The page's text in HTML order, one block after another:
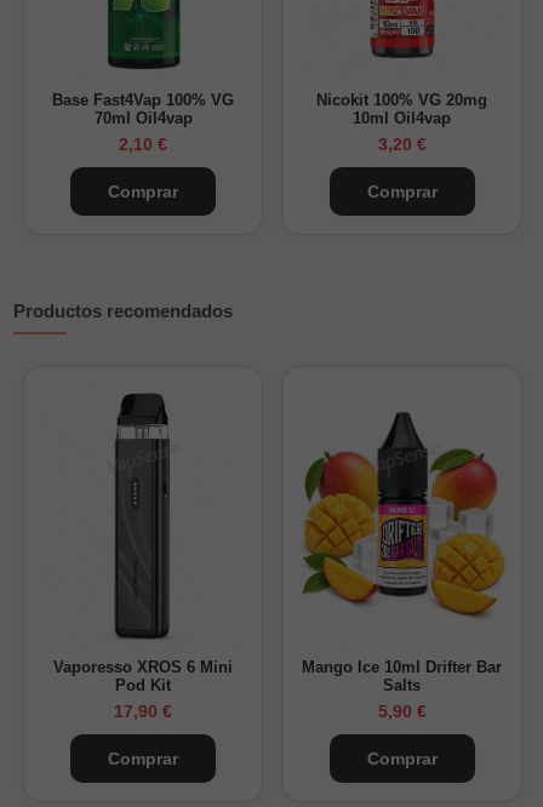
¿Cuánta nicotina tendrá tu Longfill 60ml?
Solo base (0mg) 0 mg/ml
3 mg/ml
2 nicokits de 20mg + Base 6 mg/ml
10 mg/ml
13 mg/ml
¿Cuánta nicotina tendrá tu Longfill 120ml?
Nikokits y base añadidos
de 20mg/ml
Nicotina final
mg/ml resultado
Solo base (0mg)
Base Fast4Vap 100% VG
70ml Oil4vap
2,10 €
Comprar
Nicokit 100% VG 20mg
10ml Oil4vap
3,20 €
Comprar
Productos recomendados
Vaporesso XROS 6 Mini
Pod Kit
17,90 €
Comprar
Mango Ice 10ml Drifter Bar
Salts
5,90 €
Comprar